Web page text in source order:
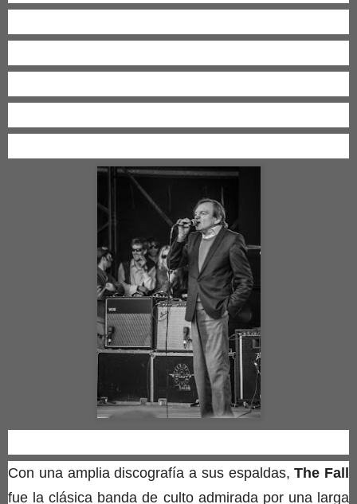
Con una amplia discografía a sus espaldas,The Fall
fue laclásica banda de culto admirada por una larga